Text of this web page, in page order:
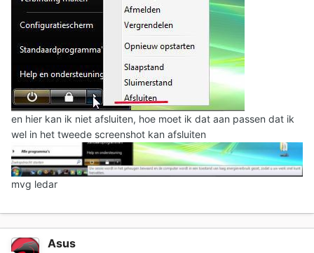
en hier kan ik niet afsluiten, hoe moet ik dat aan passen dat ik
wel in het tweede screenshot kan afsluiten
mvg ledar
Asus